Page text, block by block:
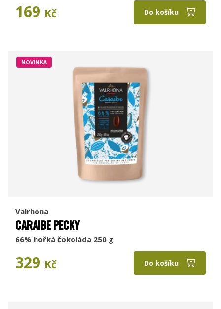
169 Kč Do košíku
NOVINKA
Valrhona
CARAIBE PECKY
66% hořká čokoláda 250 g
329 Kč Do košíku